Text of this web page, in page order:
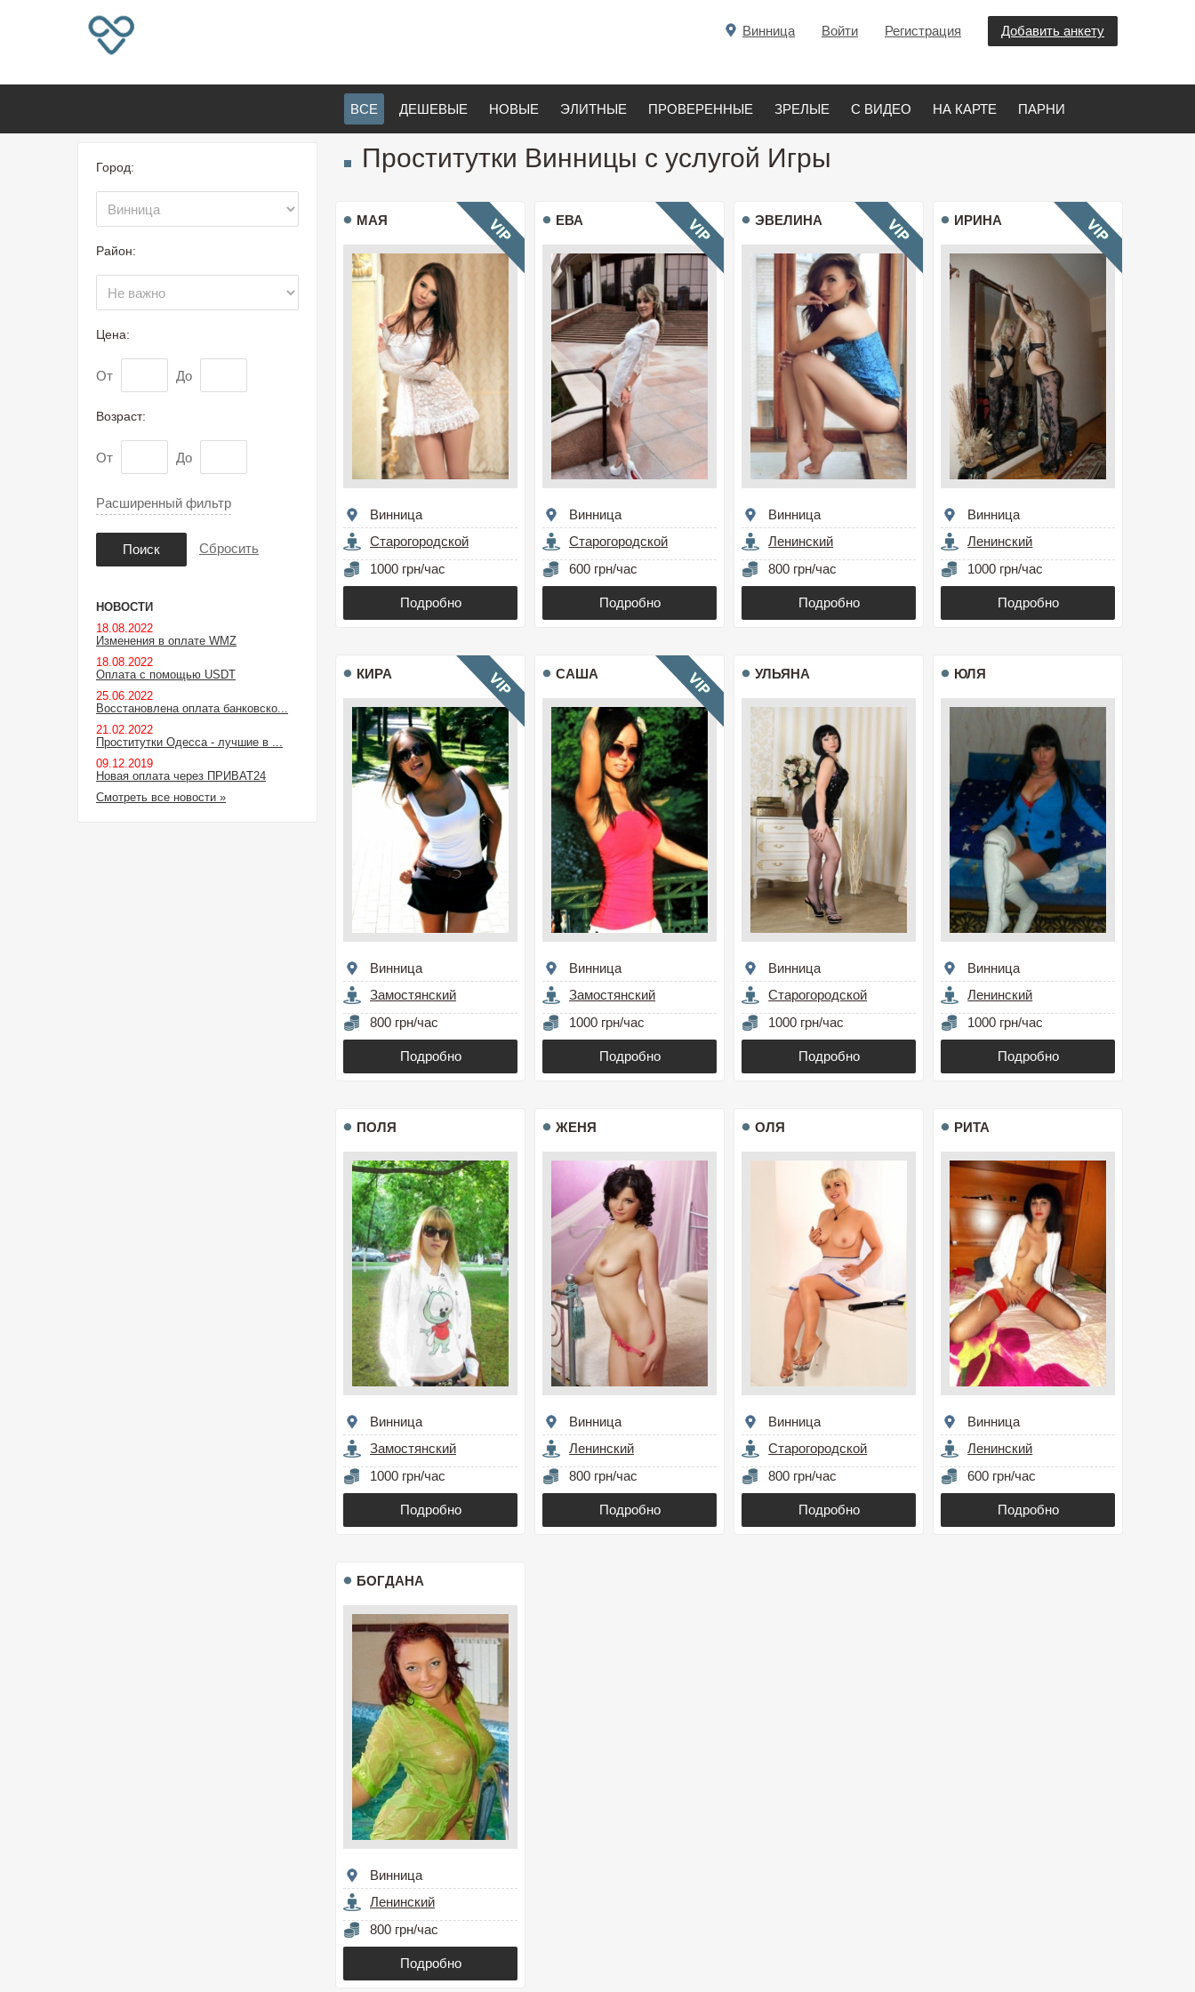
Добавить анкету
Регистрация
Войти
Винница
ВСЕ ДЕШЕВЫЕ НОВЫЕ ЭЛИТНЫЕ ПРОВЕРЕННЫЕ ЗРЕЛЫЕ С ВИДЕО НА КАРТЕ ПАРНИ
Проститутки Винницы с услугой Игры
МАЯ
Винница
Старогородской
1000 грн/час
Подробно
ЕВА
Винница
Старогородской
600 грн/час
Подробно
ЭВЕЛИНА
Винница
Ленинский
800 грн/час
Подробно
ИРИНА
Винница
Ленинский
1000 грн/час
Подробно
КИРА
Винница
Замостянский
800 грн/час
Подробно
САША
Винница
Замостянский
1000 грн/час
Подробно
УЛЬЯНА
Винница
Старогородской
1000 грн/час
Подробно
ЮЛЯ
Винница
Ленинский
1000 грн/час
Подробно
ПОЛЯ
Винница
Замостянский
1000 грн/час
Подробно
ЖЕНЯ
Винница
Ленинский
800 грн/час
Подробно
ОЛЯ
Винница
Старогородской
800 грн/час
Подробно
РИТА
Винница
Ленинский
600 грн/час
Подробно
БОГДАНА
Винница
Ленинский
800 грн/час
Подробно
Город:
Район:
Цена:
От До
Возраст:
От До
Расширенный фильтр
Поиск Сбросить
НОВОСТИ
18.08.2022
Изменения в оплате WMZ
18.08.2022
Оплата с помощью USDT
25.06.2022
Восстановлена оплата банковско...
21.02.2022
Проститутки Одесса - лучшие в ...
09.12.2019
Новая оплата через ПРИВАТ24
Смотреть все новости »